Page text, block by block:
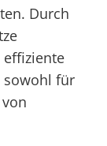
Durch
effiziente
sowohl für